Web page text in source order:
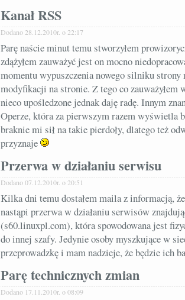
Kanał RSS
Dodano 28.12.2010r. o 22:17
Parę naście minut temu stworzyłem
zdążyłem zauważyć jest on mocno
momentu wypuszczenia nowego silniku strony
modyfikacji na stronie. Z tego co zauważyłem
nieco upośledzone jednak daję radę. Innym
Operze, która za pierwszym razem wyświetla
braknie mi sił na takie pierdoły, dlatego też
przyznaje
Przerwa w działaniu serwisu
Dodano 07.12.2010r. o 20:51
Kilka dni temu dostałem maila z informacją,
nastąpi przerwa w działaniu serwisów
(s60.linuxpl.com), która spowodowana jest
do innej szafy. Jedynie osoby myszkujące w
przeprowadzkę i mam nadzieje, że będzie ich
Parę technicznych zmian
Dodano 17.11.2010r. o 08:09